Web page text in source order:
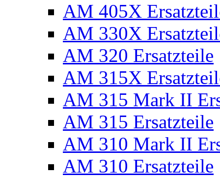
AM 405X
AM 330X
AM 320 Ersatzteile
AM 315X
AM 315 Mark II
AM 315 Ersatzteile
AM 310 Mark II
AM 310 Ersatzteile